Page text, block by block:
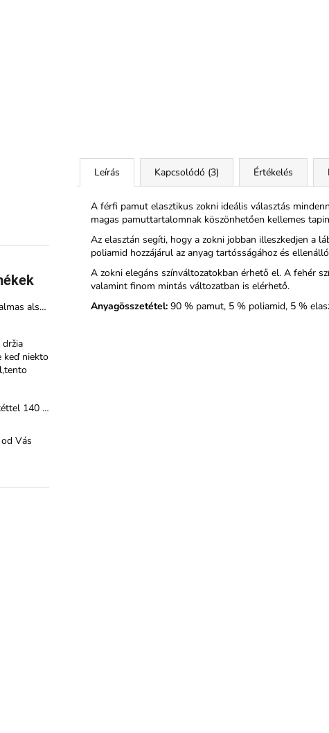
Férfi bambusz alsó – kényelmes, rugalmas alsónemű magas nedvszívó képességgel
keď niekto
Női harisnyanadrág 20 DEN nagy betéttel 140 cm – Veternica Max
Vás
Leírás Kapcsolódó (3) Értékelés
A férfi pamut elasztikus zokni ideális választás
magas pamuttartalomnak köszönhetően kellemes
Az elasztán segíti, hogy a zokni jobban illeszkedjen a
poliamid hozzájárul az anyag tartósságához és
A zokni elegáns színváltozatokban érhető el. A fehér
valamint finom mintás változatban is elérhető.
Anyagösszetétel: 90 % pamut, 5 % poliamid, 5 %